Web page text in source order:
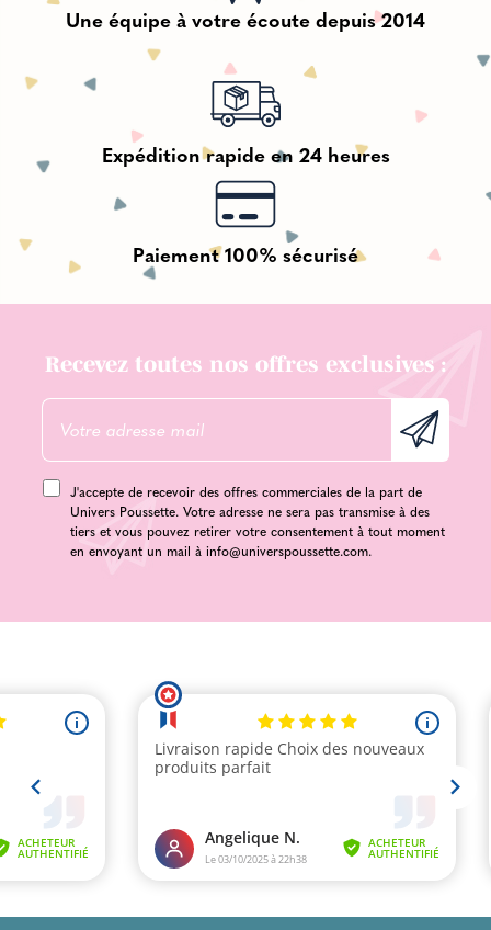
Une équipe à votre écoute depuis 2014
Expédition rapide en 24 heures
Paiement 100% sécurisé
Recevez toutes nos offres exclusives :
J'accepte de recevoir des offres commerciales de la part de
Univers Poussette. Votre adresse ne sera pas transmise à des
tiers et vous pouvez retirer votre consentement à tout moment
en envoyant un mail à info@universpoussette.com.